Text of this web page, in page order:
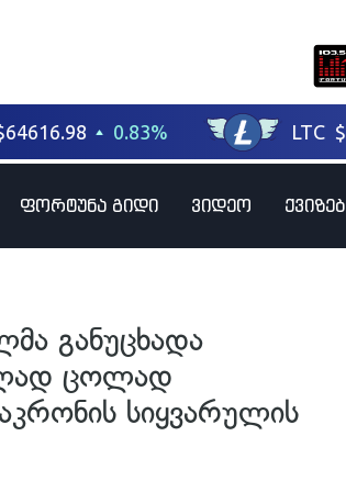
ფორტუნა გიდი ვიდეო
განუცხადა
ცოლად
სიყვარულის